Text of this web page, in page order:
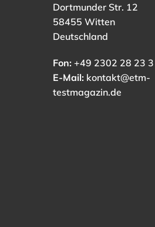
Dortmunder Str. 12
58455 Witten
Deutschland
Fon: +49 2302 28 23 3
E-Mail: kontakt@etm-
testmagazin.de